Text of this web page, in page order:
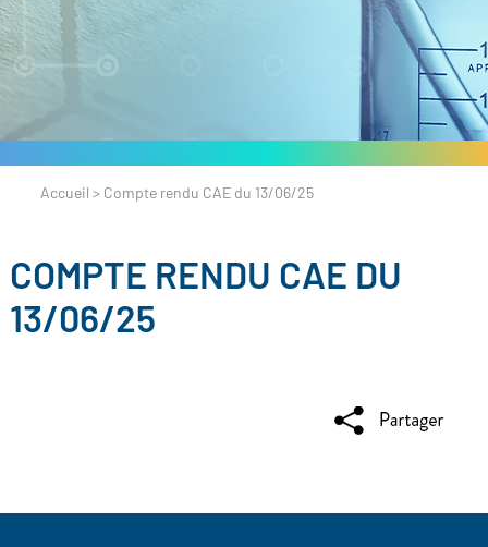
Accueil > Compte rendu CAE du 13/06/25
COMPTE RENDU CAE DU
13/06/25